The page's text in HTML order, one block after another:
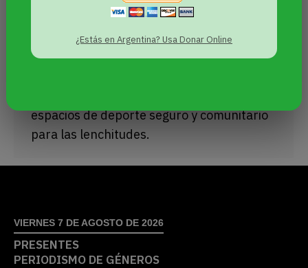
¿Estás en Argentina? Usa Donar Online
NFANCIAS Y JUVENTUDES TRANS
Lesbianas, bisexuales, marimachas,
espacios de deporte seguro y comunitario
para las lenchitudes.
VIERNES 7 DE AGOSTO DE 2026
PRESENTES
PERIODISMO DE GÉNEROS